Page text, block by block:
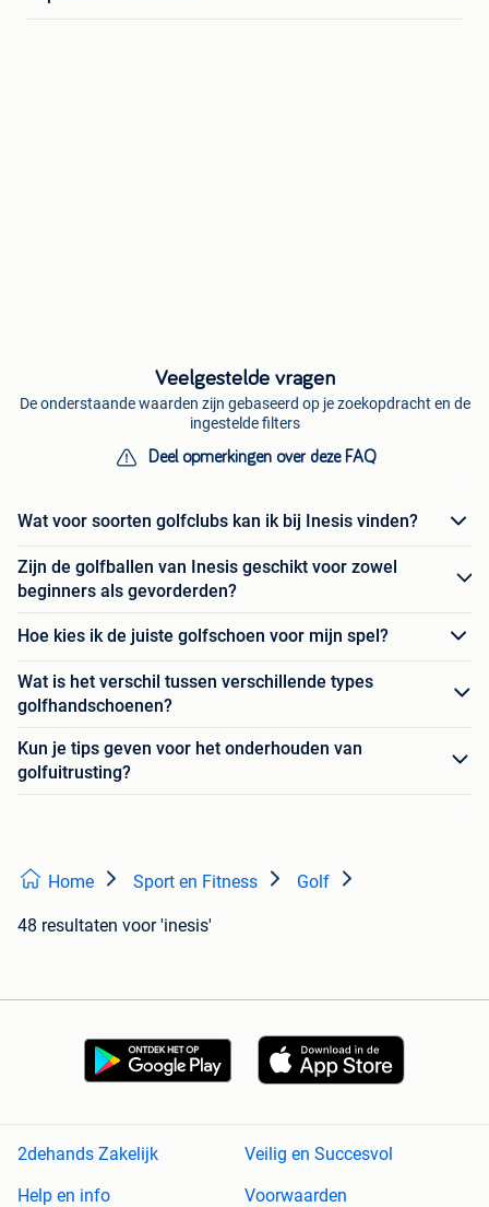
Veelgestelde vragen
De onderstaande waarden zijn gebaseerd op je zoekopdracht en de
ingestelde filters
Deel opmerkingen over deze FAQ
Wat voor soorten golfclubs kan ik bij Inesis vinden?
Zijn de golfballen van Inesis geschikt voor zowel
beginners als gevorderden?
Hoe kies ik de juiste golfschoen voor mijn spel?
Wat is het verschil tussen verschillende types
golfhandschoenen?
Kun je tips geven voor het onderhouden van
golfuitrusting?
Home Sport en Fitness Golf
48 resultaten voor 'inesis'
2dehands Zakelijk
Veilig en Succesvol
Help en info
Voorwaarden